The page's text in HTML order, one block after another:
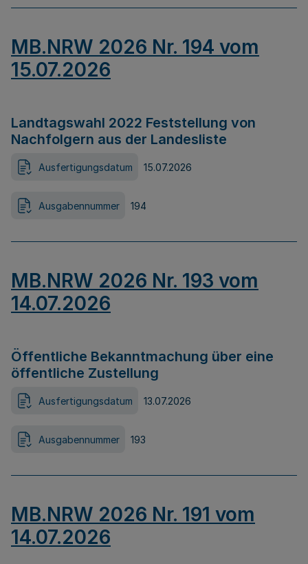
MB.NRW 2026 Nr. 194 vom
15.07.2026
Landtagswahl 2022 Feststellung von
Nachfolgern aus der Landesliste
Ausfertigungsdatum 15.07.2026
Ausgabennummer 194
MB.NRW 2026 Nr. 193 vom
14.07.2026
Öffentliche Bekanntmachung über eine
öffentliche Zustellung
Ausfertigungsdatum 13.07.2026
Ausgabennummer 193
MB.NRW 2026 Nr. 191 vom
14.07.2026